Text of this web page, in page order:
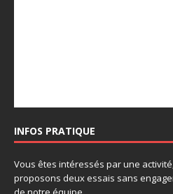
INFOS PRATIQUE
Vous êtes intéressés par une
proposons deux essais sans